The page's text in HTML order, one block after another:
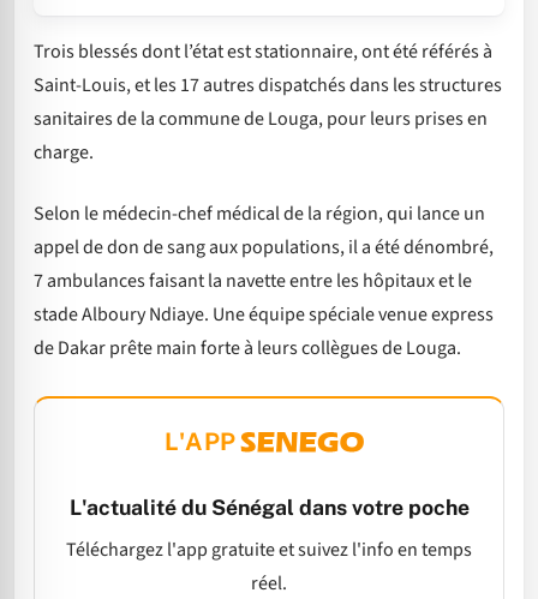
Trois blessés dont l’état est stationnaire, ont été référés à
Saint-Louis, et les 17 autres dispatchés dans les structures
sanitaires de la commune de Louga, pour leurs prises en
charge.
Selon le médecin-chef médical de la région, qui lance un
appel de don de sang aux populations, il a été dénombré,
7 ambulances faisant la navette entre les hôpitaux et le
stade Alboury Ndiaye. Une équipe spéciale venue express
de Dakar prête main forte à leurs collègues de Louga.
L'APP
L'actualité du Sénégal dans votre poche
Téléchargez l'app gratuite et suivez l'info en temps
réel.